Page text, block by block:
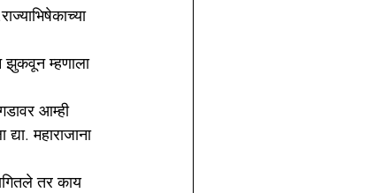
झुकवून म्हणाला
आम्ही
महाराजाना
तर काय